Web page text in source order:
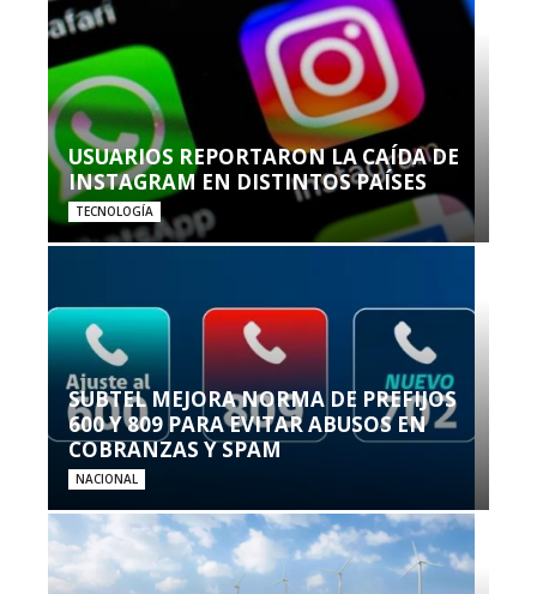
USUARIOS REPORTARON LA CAÍDA DE
INSTAGRAM EN DISTINTOS PAÍSES
TECNOLOGÍA
SUBTEL MEJORA NORMA DE PREFIJOS
600 Y 809 PARA EVITAR ABUSOS EN
COBRANZAS Y SPAM
NACIONAL